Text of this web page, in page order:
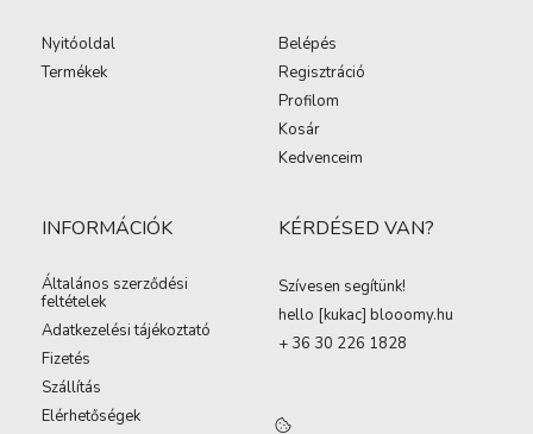
Nyitóoldal
Termékek
Belépés
Regisztráció
Profilom
Kosár
Kedvenceim
INFORMÁCIÓK
Általános szerződési
feltételek
Adatkezelési tájékoztató
Fizetés
Szállítás
Elérhetőségek
KÉRDÉSED VAN?
Szívesen segítünk!
hello [kukac] blooomy.hu
+ 36 30 226 1828